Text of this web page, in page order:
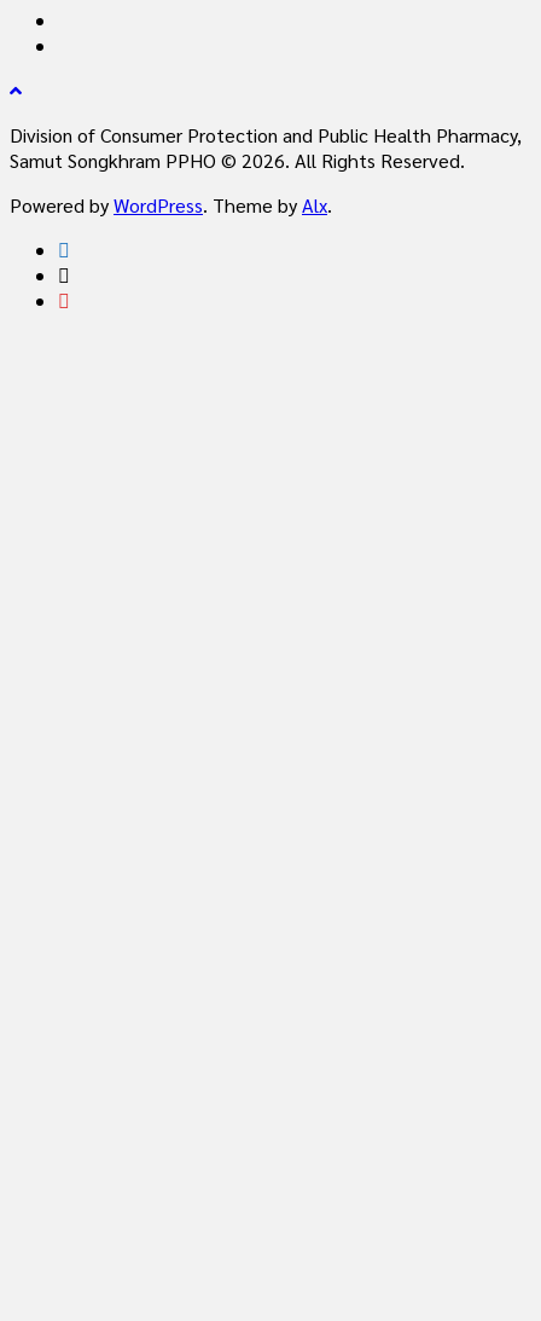
Division of Consumer Protection and Public Health Pharmacy,
Samut Songkhram PPHO © 2026. All Rights Reserved.
Powered byWordPress. Theme byAlx.